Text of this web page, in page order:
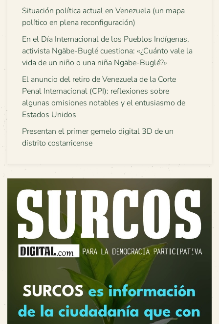
Situación política actual en Venezuela (un mapa
político en plena reconfiguración)
En el Día Internacional de los Pueblos Indígenas,
activista Ngäbe-Buglé cuestiona: «¿Cuánto vale la
vida de un niño o una niña Ngäbe-Buglé?»
El anuncio del retiro de Venezuela de la Corte
Penal Internacional (CPI): reflexiones sobre
algunas omisiones notables y el entusiasmo de
Estados Unidos
Presentan el primer gemelo digital 3D de un
distrito costarricense